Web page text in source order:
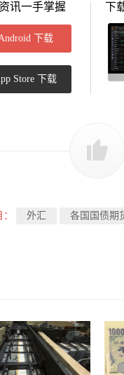
讯一手掌握
下载
Store 下载
下
外汇 各国国债期